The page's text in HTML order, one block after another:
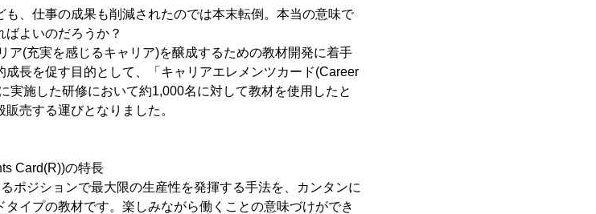
、仕事の成果も削減されたのでは本末転倒。本当の意味で
よいのだろうか？
ア(充実を感じるキャリア)を醸成するための教材開発に着手
長を促す目的として、「キャリアエレメンツカード(Career
実施した研修において約1,000名に対して教材を使用したと
売する運びとなりました。
Card(R))の特長
ポジションで最大限の生産性を発揮する手法を、カンタンに
イプの教材です。楽しみながら働くことの意味づけができ